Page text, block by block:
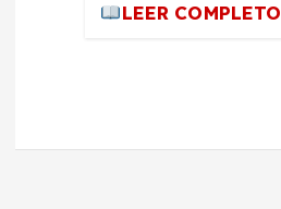
LEER COMPLETO